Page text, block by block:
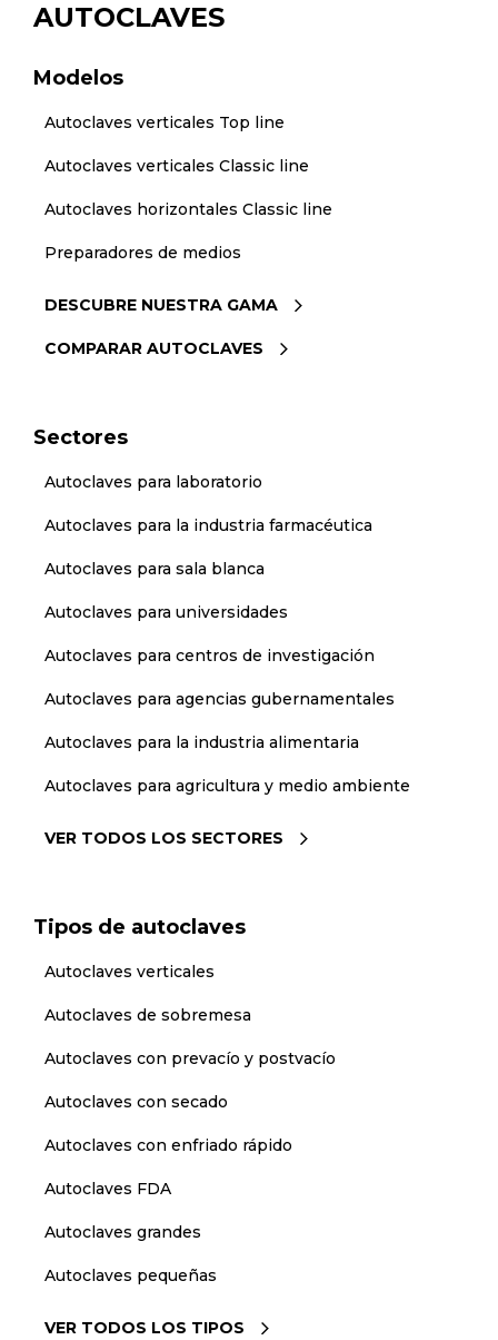
AUTOCLAVES
Modelos
Autoclaves verticales Top line
Autoclaves verticales Classic line
Autoclaves horizontales Classic line
Preparadores de medios
DESCUBRE NUESTRA GAMA
COMPARAR AUTOCLAVES
Sectores
Autoclaves para laboratorio
Autoclaves para la industria farmacéutica
Autoclaves para sala blanca
Autoclaves para universidades
Autoclaves para centros de investigación
Autoclaves para agencias gubernamentales
Autoclaves para la industria alimentaria
Autoclaves para agricultura y medio ambiente
VER TODOS LOS SECTORES
Tipos de autoclaves
Autoclaves verticales
Autoclaves de sobremesa
Autoclaves con prevacío y postvacío
Autoclaves con secado
Autoclaves con enfriado rápido
Autoclaves FDA
Autoclaves grandes
Autoclaves pequeñas
VER TODOS LOS TIPOS